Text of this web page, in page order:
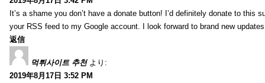
It’s a shame you don’t have a donate button! I’d definitely donate to this
your RSS feed to my Google account. I look forward to brand new
返信
먹튀사이트 추천 より:
2019年8月17日 3:52 PM